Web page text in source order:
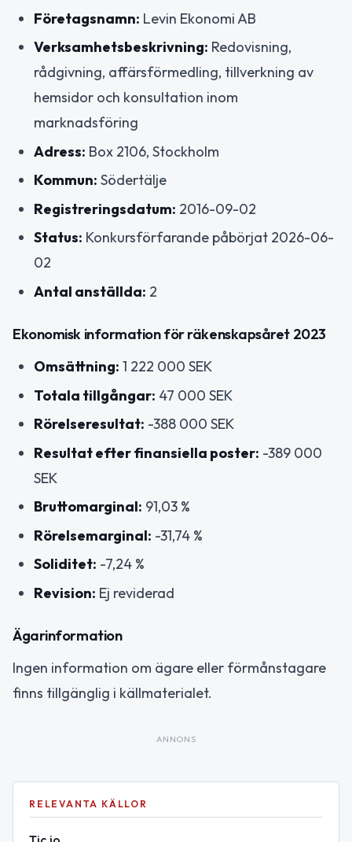
Företagsnamn: Levin Ekonomi AB
Verksamhetsbeskrivning: Redovisning,
rådgivning, affärsförmedling, tillverkning av
hemsidor och konsultation inom
marknadsföring
Adress: Box 2106, Stockholm
Kommun: Södertälje
Registreringsdatum: 2016-09-02
Status: Konkursförfarande påbörjat 2026-06-
02
Antal anställda: 2
Ekonomisk information för räkenskapsåret 2023
Omsättning: 1 222 000 SEK
Totala tillgångar: 47 000 SEK
Rörelseresultat: -388 000 SEK
Resultat efter finansiella poster: -389 000
SEK
Bruttomarginal: 91,03 %
Rörelsemarginal: -31,74 %
Soliditet: -7,24 %
Revision: Ej reviderad
Ägarinformation
Ingen information om ägare eller förmånstagare
finns tillgänglig i källmaterialet.
ANNONS
RELEVANTA KÄLLOR